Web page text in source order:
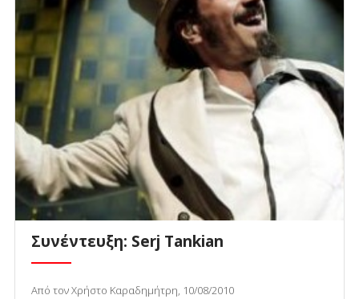
Συνέντευξη: Serj Tankian
Από τον Χρήστο Καραδημήτρη, 10/08/2010